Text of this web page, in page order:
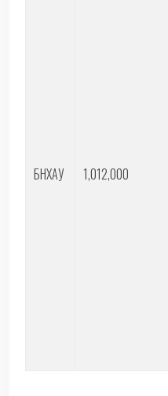
БНХАУ 1,012,000